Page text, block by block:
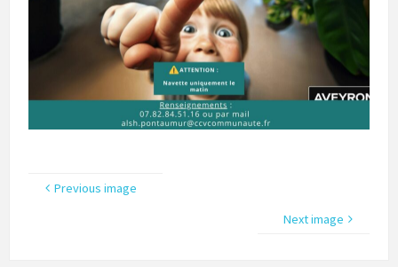
Previous image
Next image